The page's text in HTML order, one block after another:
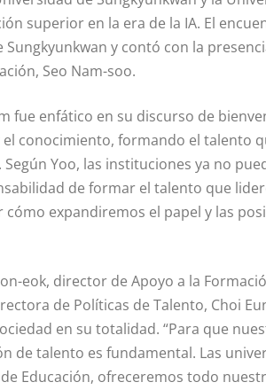
superior en la era de la IA. El
Sungkyunkwan y contó con la
Seo Nam-soo.
fue enfático en su discurso de
conocimiento, formando el talento
Según Yoo, las instituciones ya no
de formar el talento que
cómo expandiremos el papel y las
eok, director de Apoyo a la
de Políticas de Talento, Choi
en su totalidad. “Para que
de talento es fundamental. Las
Educación, ofreceremos todo